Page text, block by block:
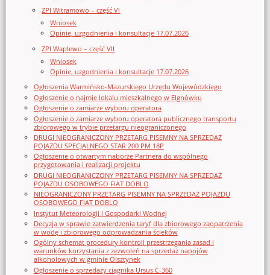
ZPI Witramowo – część VI
Wniosek
Opinie, uzgodnienia i konsultacje 17.07.2026
ZPI Waplewo – część VII
Wniosek
Opinie, uzgodnienia i konsultacje 17.07.2026
Ogłoszenia Warmińsko-Mazurskiego Urzędu Wojewódzkiego
Ogłoszenie o najmie lokalu mieszkalnego w Elgnówku
Ogłoszenie o zamiarze wyboru operatora
Ogłoszenie o zamiarze wyboru operatora publicznego transportu
zbiorowego w trybie przetargu nieograniczonego
DRUGI NIEOGRANICZONY PRZETARG PISEMNY NA SPRZEDAŻ
POJAZDU SPECJALNEGO STAR 200 PM 18P
Ogłoszenie o otwartym naborze Partnera do wspólnego
przygotowania i realizacji projektu
DRUGI NIEOGRANICZONY PRZETARG PISEMNY NA SPRZEDAŻ
POJAZDU OSOBOWEGO FIAT DOBLO
NIEOGRANICZONY PRZETARG PISEMNY NA SPRZEDAŻ POJAZDU
OSOBOWEGO FIAT DOBLO
Instytut Meteorologii i Gospodarki Wodnej
Decyzja w sprawie zatwierdzenia taryf dla zbiorowego zaopatrzenia
w wodę i zbiorowego odprowadzania ścieków
Ogólny schemat procedury kontroli przestrzegania zasad i
warunków korzystania z zezwoleń na sprzedaż napojów
alkoholowych w gminie Olsztynek
Ogłoszenie o sprzedaży ciągnika Ursus C-360